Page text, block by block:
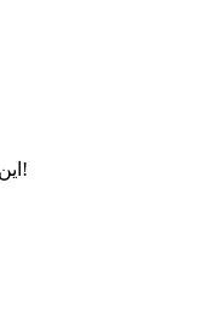
این کالا را با دوستان خود به اشتراک بگذارید!